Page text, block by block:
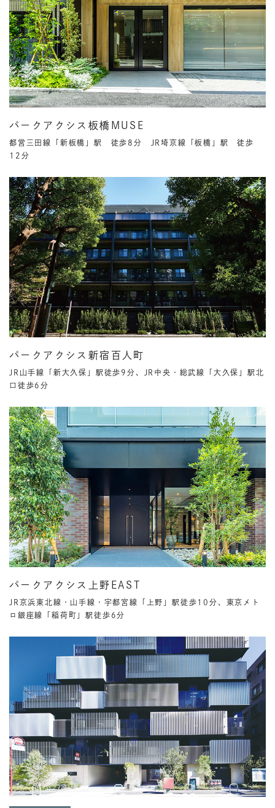
パークアクシス板橋MUSE
都営三田線「新板橋」駅 徒歩8分 JR埼京線「板橋」駅 徒歩
12分
パークアクシス新宿百人町
JR山手線「新大久保」駅徒歩9分、JR中央・総武線「大久保」駅北
口徒歩6分
パークアクシス上野EAST
JR京浜東北線・山手線・宇都宮線「上野」駅徒歩10分、東京メト
ロ銀座線「稲荷町」駅徒歩6分